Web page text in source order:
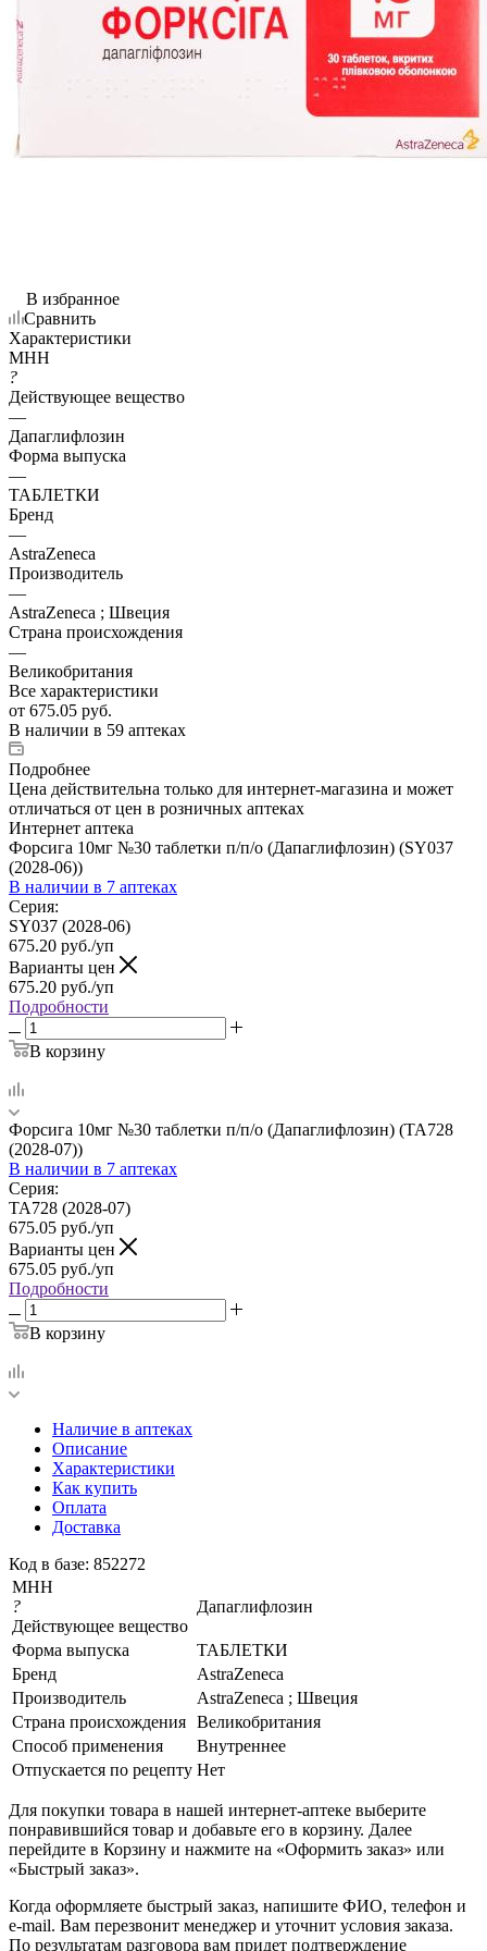
В избранное
Сравнить
Характеристики
МНН
?
Действующее вещество
—
Дапаглифлозин
Форма выпуска
—
ТАБЛЕТКИ
Бренд
—
AstraZeneca
Производитель
—
AstraZeneca ; Швеция
Страна происхождения
—
Великобритания
Все характеристики
от 675.05 руб.
В наличии в 59 аптеках
Подробнее
Цена действительна только для интернет-магазина и может
отличаться от цен в розничных аптеках
Интернет аптека
Форсига 10мг №30 таблетки п/п/о (Дапаглифлозин) (SY037
(2028-06))
В наличии в 7 аптеках
Серия:
SY037 (2028-06)
675.20 руб./уп
Варианты цен
675.20 руб./уп
Подробности
В корзину
Форсига 10мг №30 таблетки п/п/о (Дапаглифлозин) (TA728
(2028-07))
В наличии в 7 аптеках
Серия:
TA728 (2028-07)
675.05 руб./уп
Варианты цен
675.05 руб./уп
Подробности
В корзину
Наличие в аптеках
Описание
Характеристики
Как купить
Оплата
Доставка
Код в базе: 852272
МНН
?
Действующее вещество
Дапаглифлозин
Форма выпуска
ТАБЛЕТКИ
Бренд
AstraZeneca
Производитель
AstraZeneca ; Швеция
Страна происхождения Великобритания
Способ применения
Внутреннее
Отпускается по рецепту Нет
Для покупки товара в нашей интернет-аптеке выберите
понравившийся товар и добавьте его в корзину. Далее
перейдите в Корзину и нажмите на «Оформить заказ» или
«Быстрый заказ».
Когда оформляете быстрый заказ, напишите ФИО, телефон и
e-mail. Вам перезвонит менеджер и уточнит условия заказа.
По результатам разговора вам придет подтверждение